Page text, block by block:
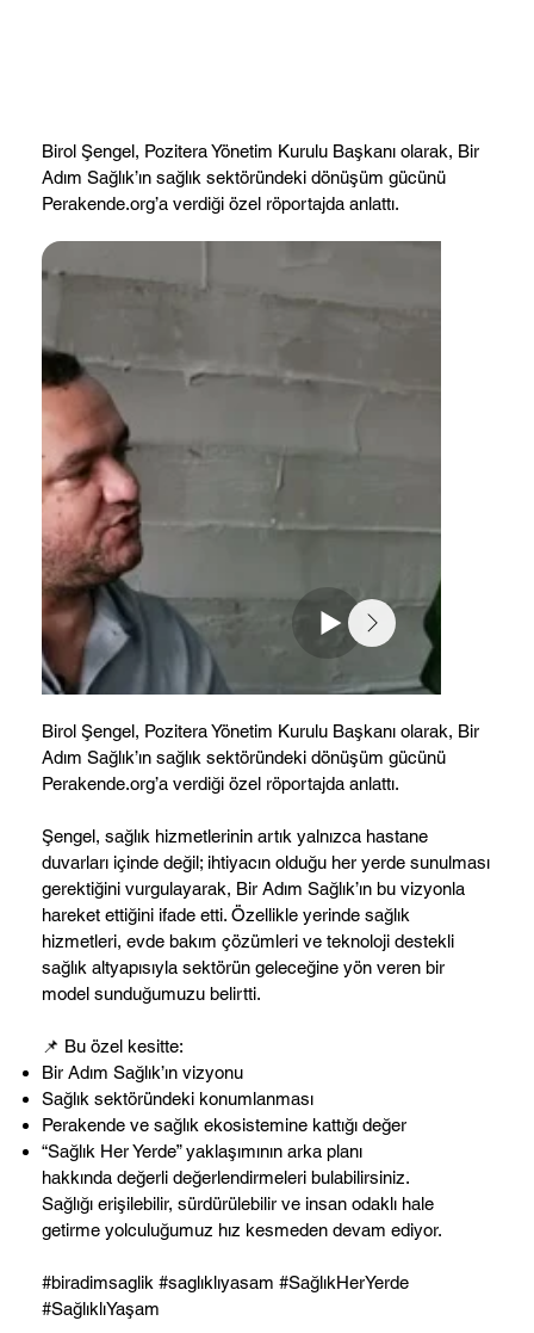
Birol Şengel, Pozitera Yönetim Kurulu Başkanı olarak, Bir
Adım Sağlık’ın sağlık sektöründeki dönüşüm gücünü
Perakende.org’a verdiği özel röportajda anlattı.
Birol Şengel, Pozitera Yönetim Kurulu Başkanı olarak, Bir
Adım Sağlık’ın sağlık sektöründeki dönüşüm gücünü
Perakende.org’a verdiği özel röportajda anlattı.
Şengel, sağlık hizmetlerinin artık yalnızca hastane
duvarları içinde değil; ihtiyacın olduğu her yerde sunulması
gerektiğini vurgulayarak, Bir Adım Sağlık’ın bu vizyonla
hareket ettiğini ifade etti. Özellikle yerinde sağlık
hizmetleri, evde bakım çözümleri ve teknoloji destekli
sağlık altyapısıyla sektörün geleceğine yön veren bir
model sunduğumuzu belirtti.
📌 Bu özel kesitte:
Bir Adım Sağlık’ın vizyonu
Sağlık sektöründeki konumlanması
Perakende ve sağlık ekosistemine kattığı değer
“Sağlık Her Yerde” yaklaşımının arka planı
hakkında değerli değerlendirmeleri bulabilirsiniz.
Sağlığı erişilebilir, sürdürülebilir ve insan odaklı hale
getirme yolculuğumuz hız kesmeden devam ediyor.
#biradimsaglik #saglıklıyasam #SağlıkHerYerde
#SağlıklıYaşam